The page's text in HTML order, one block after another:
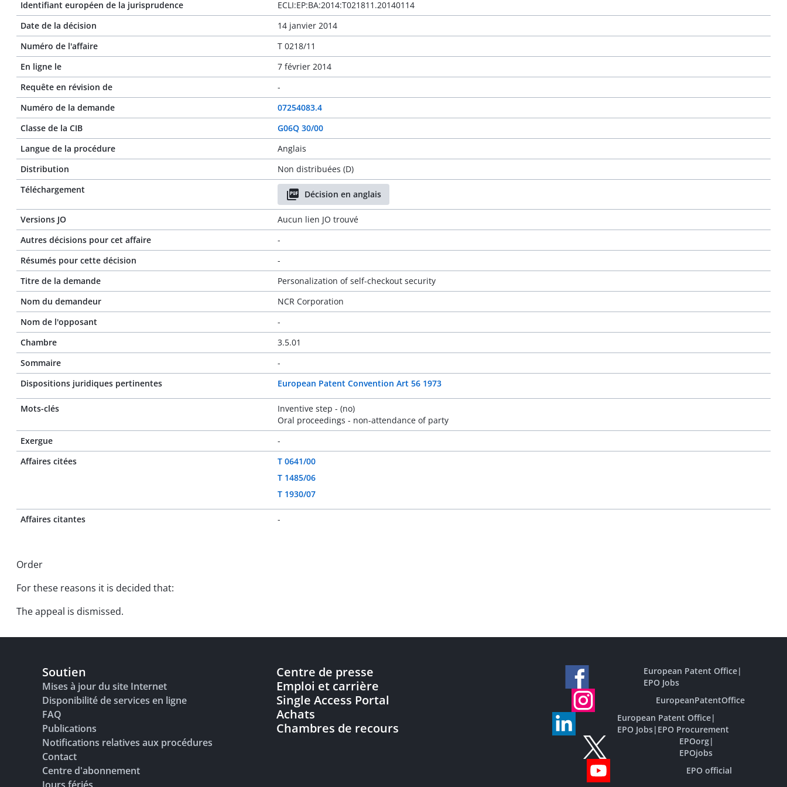
Identifiant européen de la jurisprudence
ECLI:EP:BA:2014:T021811.20140114
Date de la décision
14 janvier 2014
Numéro de l'affaire
T 0218/11
En ligne le
7 février 2014
Requête en révision de
-
Numéro de la demande
07254083.4
Classe de la CIB
G06Q 30/00
Langue de la procédure
Anglais
Distribution
Non distribuées (D)
Téléchargement
Décision en anglais
Versions JO
Aucun lien JO trouvé
Autres décisions pour cet affaire
-
Résumés pour cette décision
-
Titre de la demande
Personalization of self-checkout security
Nom du demandeur
NCR Corporation
Nom de l'opposant
-
Chambre
3.5.01
Sommaire
-
Dispositions juridiques pertinentes
European Patent Convention Art 56 1973
Mots-clés
Inventive step - (no)
Oral proceedings - non-attendance of party
Exergue
-
Affaires citées
T 0641/00
T 1485/06
T 1930/07
Affaires citantes -
Order
For these reasons it is decided that:
The appeal is dismissed.
Soutien
Mises à jour du site Internet
Disponibilité de services en ligne
FAQ
Publications
Notifications relatives aux procédures
Contact
Centre d'abonnement
Centre de presse
Emploi et carrière
Single Access Portal
Achats
Chambres de recours
European Patent Office|
EPO Jobs
EuropeanPatentOffice
European Patent Office|
EPO Jobs| EPO Procurement
EPOorg|
EPOjobs
EPO official